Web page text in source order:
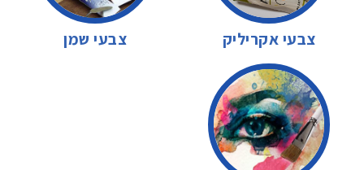
צבעי אקריליק צבעי שמן